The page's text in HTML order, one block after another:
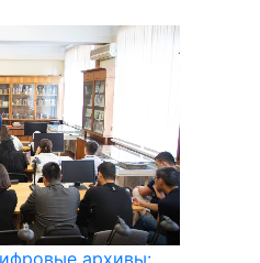
архивы: